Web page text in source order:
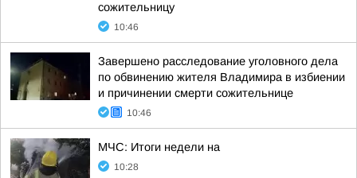
сожительницу
10:46
Завершено расследование уголовного дела
по обвинению жителя Владимира в избиении
и причинении смерти сожительнице
10:46
МЧС: Итоги недели на
10:28